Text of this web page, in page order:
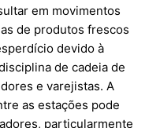
em movimentos
de produtos frescos
devido à
de cadeia de
e varejistas. A
as estações pode
particularmente